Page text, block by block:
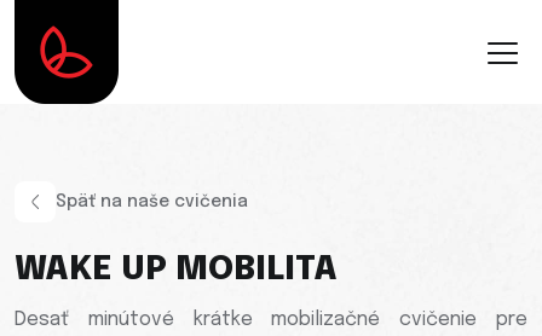
Späť na naše cvičenia
WAKE UP MOBILITA
Desať minútové krátke mobilizačné cvičenie pre